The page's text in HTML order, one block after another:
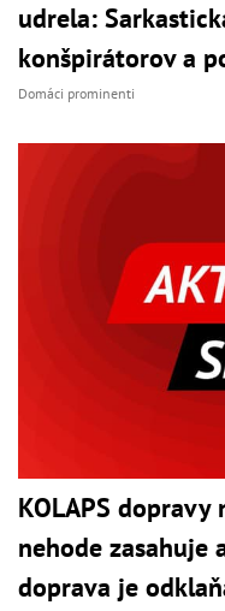
udrela:
konšpirátorov a
Domáci prominenti
KOLAPS dopravy
nehode zasahuje
doprava je